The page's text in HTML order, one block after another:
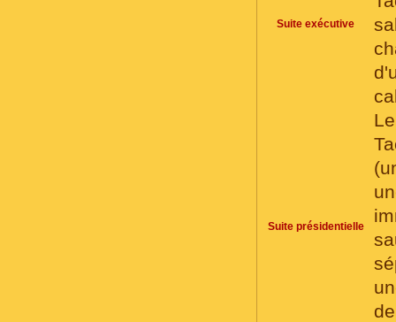
Suite exécutive
Suite présidentielle